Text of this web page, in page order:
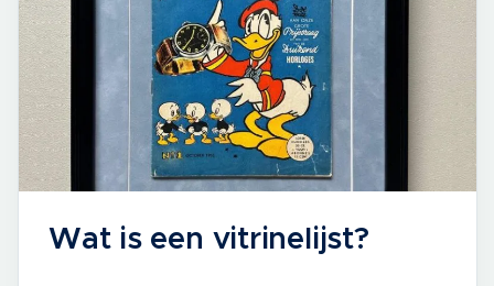
Wat is een vitrinelijst?